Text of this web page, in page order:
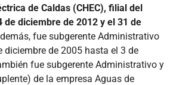
de Caldas (CHEC), filial del
de diciembre de 2012 y el 31 de
fue subgerente Administrativo
diciembre de 2005 hasta el 3 de
fue subgerente Administrativo y
de la empresa Aguas de